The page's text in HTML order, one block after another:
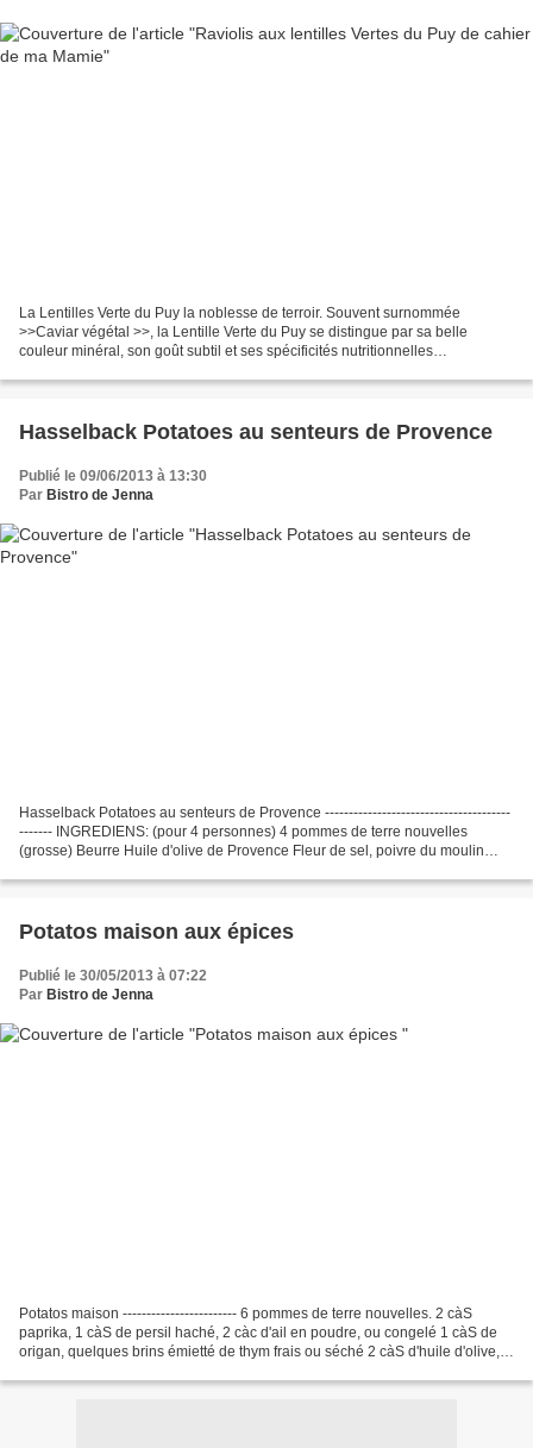
La Lentilles Verte du Puy la noblesse de terroir. Souvent surnommée
>>Caviar végétal >>, la Lentille Verte du Puy se distingue par sa belle
couleur minéral, son goût subtil et ses spécificités nutritionnelles
Hasselback Potatoes au senteurs de Provence
Publié le 09/06/2013 à 13:30
Par Bistro de Jenna
Hasselback Potatoes au senteurs de Provence ---------------------------------------
------- INGREDIENS: (pour 4 personnes) 4 pommes de terre nouvelles
(grosse) Beurre Huile d'olive de Provence Fleur de sel, poivre du moulin
Potatos maison aux épices
Publié le 30/05/2013 à 07:22
Par Bistro de Jenna
Potatos maison ------------------------ 6 pommes de terre nouvelles. 2 càS
paprika, 1 càS de persil haché, 2 càc d'ail en poudre, ou congelé 1 càS de
origan, quelques brins émietté de thym frais ou séché 2 càS d'huile d'olive,